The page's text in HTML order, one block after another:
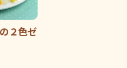
２色ゼ